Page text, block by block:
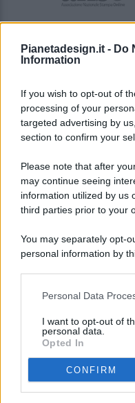
Pianetadesign.it - Do
Information
If you wish to opt-out of
processing of your
targeted advertising by
section to confirm your
Please note that after
may continue seeing
information utilized by us
third parties prior to your
You may separately opt-
personal information by
This information may
disclose it to other third
Personal Data
I want to opt-out of
personal data.
Opted In
CONFIRM
© 2026 - Pianeta
Registrata Al Tribunale
ISCRIZIONE AL ROC
(ASSOCIAZIONE